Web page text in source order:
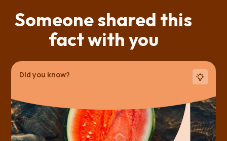
Someone shared this
fact with you
Did you know?